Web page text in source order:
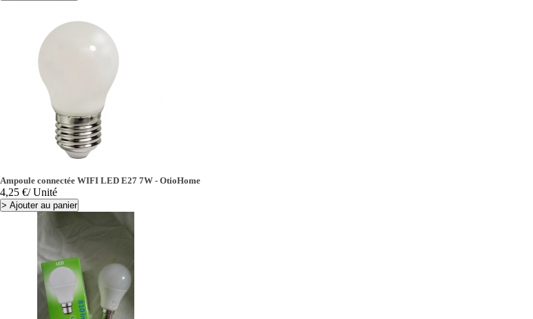
Ampoule connectée WIFI LED E27 7W - OtioHome
Prix
4,25 €/ Unité
> Ajouter au panier